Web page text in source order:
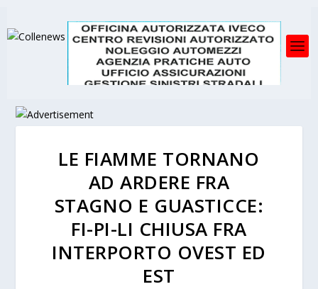
LE FIAMME TORNANO
AD ARDERE FRA
STAGNO E GUASTICCE:
FI-PI-LI CHIUSA FRA
INTERPORTO OVEST ED
EST